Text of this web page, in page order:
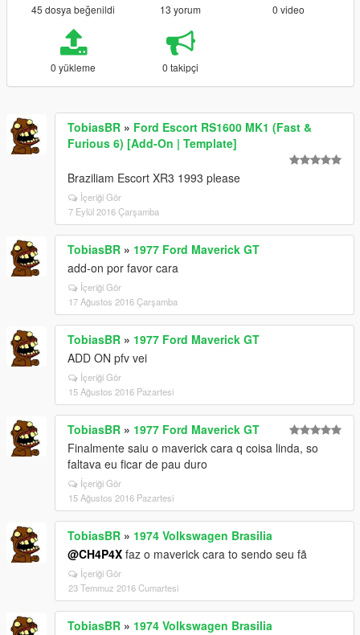
45 dosya beğenildi 13 yorum 0 video
0 yükleme 0 takipçi
TobiasBR » Ford Escort RS1600 MK1 (Fast &
Furious 6) [Add-On | Template]
Braziliam Escort XR3 1993 please
İçeriği Gör
7 Eylül 2016 Çarşamba
TobiasBR » 1977 Ford Maverick GT
add-on por favor cara
İçeriği Gör
17 Ağustos 2016 Çarşamba
TobiasBR » 1977 Ford Maverick GT
ADD ON pfv vei
İçeriği Gör
15 Ağustos 2016 Pazartesi
TobiasBR » 1977 Ford Maverick GT
Finalmente saiu o maverick cara q coisa linda, so
faltava eu ficar de pau duro
İçeriği Gör
15 Ağustos 2016 Pazartesi
TobiasBR » 1974 Volkswagen Brasilia
@CH4P4X faz o maverick cara to sendo seu fã
İçeriği Gör
23 Temmuz 2016 Cumartesi
TobiasBR » 1974 Volkswagen Brasilia